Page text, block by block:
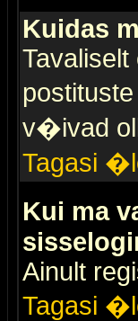
Kuidas
v�ivad
Tagasi
Kui ma
Ainult
Tagasi